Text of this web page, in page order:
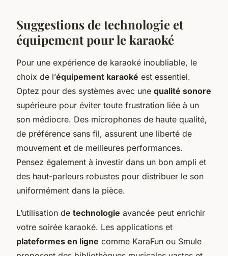
Suggestions de technologie et
équipement pour le karaoké
Pour une expérience de karaoké inoubliable, le
choix de l’équipement karaoké est essentiel.
Optez pour des systèmes avec une qualité sonore
supérieure pour éviter toute frustration liée à un
son médiocre. Des microphones de haute qualité,
de préférence sans fil, assurent une liberté de
mouvement et de meilleures performances.
Pensez également à investir dans un bon ampli et
des haut-parleurs robustes pour distribuer le son
uniformément dans la pièce.
L’utilisation de technologie avancée peut enrichir
votre soirée karaoké. Les applications et
plateformes en ligne comme KaraFun ou Smule